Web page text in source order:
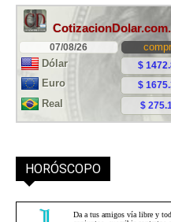
HORÓSCOPO